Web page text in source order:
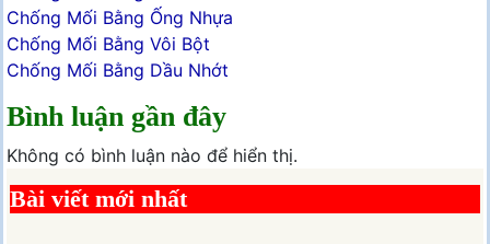
Chống Mối Bằng Ống Nhựa
Chống Mối Bằng Vôi Bột
Chống Mối Bằng Dầu Nhớt
Bình luận gần đây
Không có bình luận nào để hiển thị.
Bài viết mới nhất